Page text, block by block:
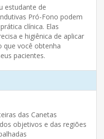
estudante de
Pró-Fono podem
clínica. Elas
e higiênica de aplicar
que você obtenha
pacientes.
das Canetas
objetivos e das regiões